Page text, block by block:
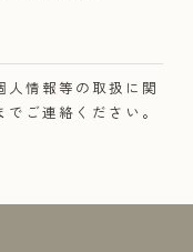
情報等の取扱に関
でご連絡ください。